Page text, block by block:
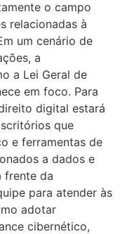
o campo
relacionadas à
um cenário de
a
a Lei Geral de
em foco. Para
digital estará
que
e ferramentas de
a dados e
frente da
para atender às
adotar
cibernético,